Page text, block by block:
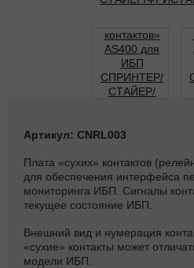
Артикул: CNRL003
Плата «сухих» контактов
для обеспечения интерфейса
мониторинга ИБП. Сигналы
текущее состояние ИБП.
Внешний вид и нумерация
«сухие» контакты может
модели ИБП.